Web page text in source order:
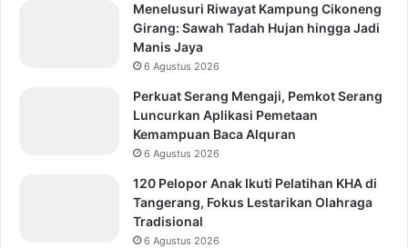
Menelusuri Riwayat Kampung Cikoneng
Girang: Sawah Tadah Hujan hingga Jadi
Manis Jaya
6 Agustus 2026
Perkuat Serang Mengaji, Pemkot Serang
Luncurkan Aplikasi Pemetaan
Kemampuan Baca Alquran
6 Agustus 2026
120 Pelopor Anak Ikuti Pelatihan KHA di
Tangerang, Fokus Lestarikan Olahraga
Tradisional
6 Agustus 2026